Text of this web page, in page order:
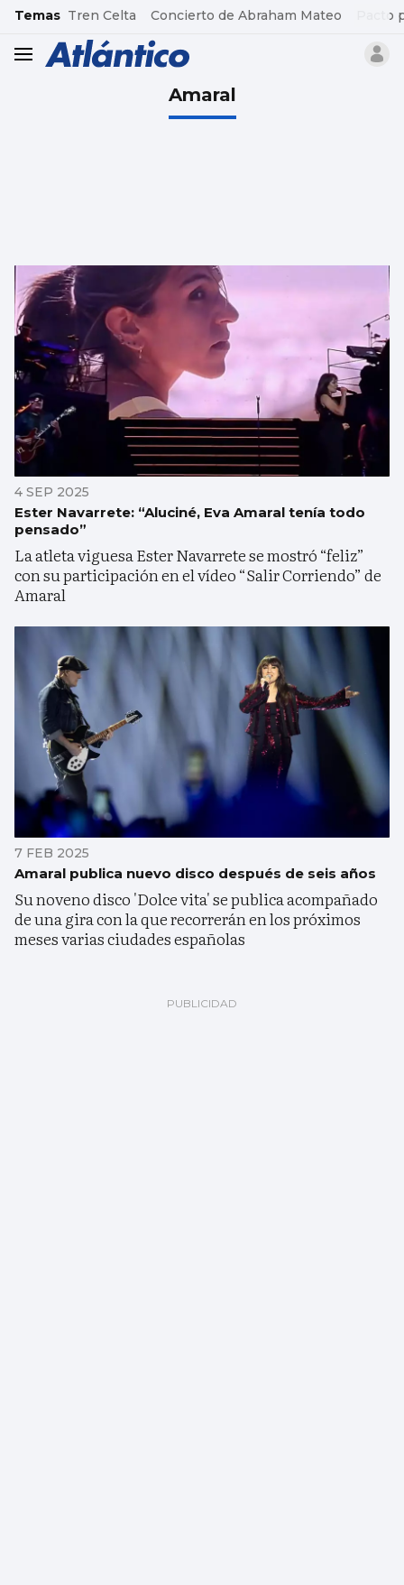
common.go-to-content
Temas Tren Celta Concierto de Abraham Mateo Pacto
header.menu.open
Amaral
4 SEP 2025
Ester Navarrete: “Aluciné, Eva Amaral tenía todo
pensado”
La atleta viguesa Ester Navarrete se mostró “feliz”
con su participación en el vídeo “Salir Corriendo” de
Amaral
7 FEB 2025
Amaral publica nuevo disco después de seis años
Su noveno disco 'Dolce vita' se publica acompañado
de una gira con la que recorrerán en los próximos
meses varias ciudades españolas